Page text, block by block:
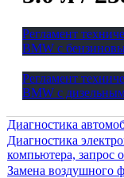
Регламент
BMW с
Регламент
BMW с
Диагностика
Диагностика
компьютера, запрос
Замена воздушного